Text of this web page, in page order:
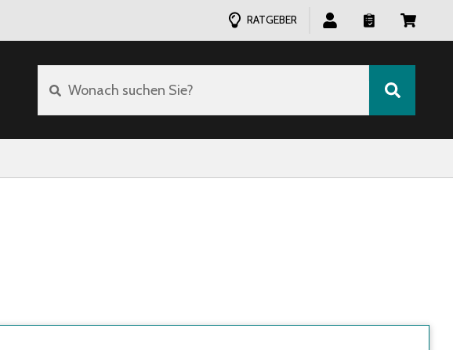
RATGEBER
Wonach suchen Sie?